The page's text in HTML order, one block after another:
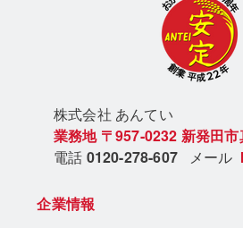
株式会社 あんてい
業務地 〒957-0232 新発田
電話 0120-278-607 メール
企業情報